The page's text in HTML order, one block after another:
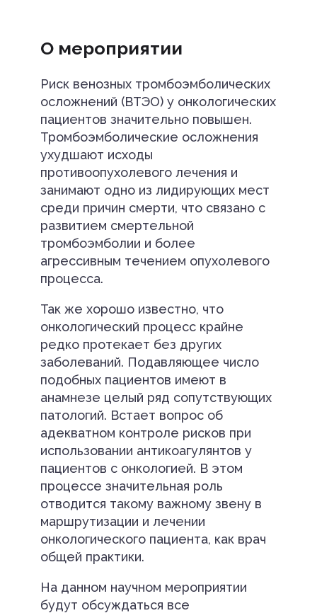
О мероприятии
Риск венозных тромбоэмболических
осложнений (ВТЭО) у онкологических
пациентов значительно повышен.
Тромбоэмболические осложнения
ухудшают исходы
противоопухолевого лечения и
занимают одно из лидирующих мест
среди причин смерти, что связано с
развитием смертельной
тромбоэмболии и более
агрессивным течением опухолевого
процесса.
Так же хорошо известно, что
онкологический процесс крайне
редко протекает без других
заболеваний. Подавляющее число
подобных пациентов имеют в
анамнезе целый ряд сопутствующих
патологий. Встает вопрос об
адекватном контроле рисков при
использовании антикоагулянтов у
пациентов с онкологией. В этом
процессе значительная роль
отводится такому важному звену в
маршрутизации и лечении
онкологического пациента, как врач
общей практики.
На данном научном мероприятии
будут обсуждаться все